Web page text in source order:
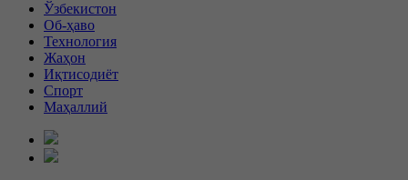
Ўзбекистон
Об-ҳаво
Технология
Жаҳон
Иқтисодиёт
Спорт
Маҳаллий